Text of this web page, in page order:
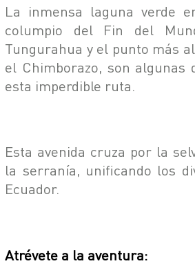
La inmensa laguna verde
columpio del Fin del
Tungurahua y el punto más
el Chimborazo, son
esta imperdible ruta.
Esta avenida cruza por la
la serranía, unificando los
Ecuador.
Atrévete a la aventura: